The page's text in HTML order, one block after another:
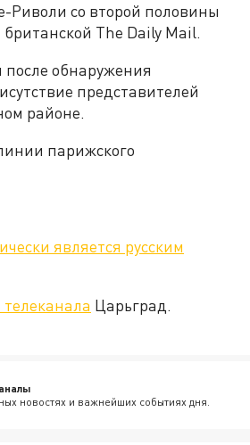
со второй половины
The Daily Mail.
после обнаружения
представителей
районе.
парижского
является русским
Царьград.
новостях и важнейших событиях дня.